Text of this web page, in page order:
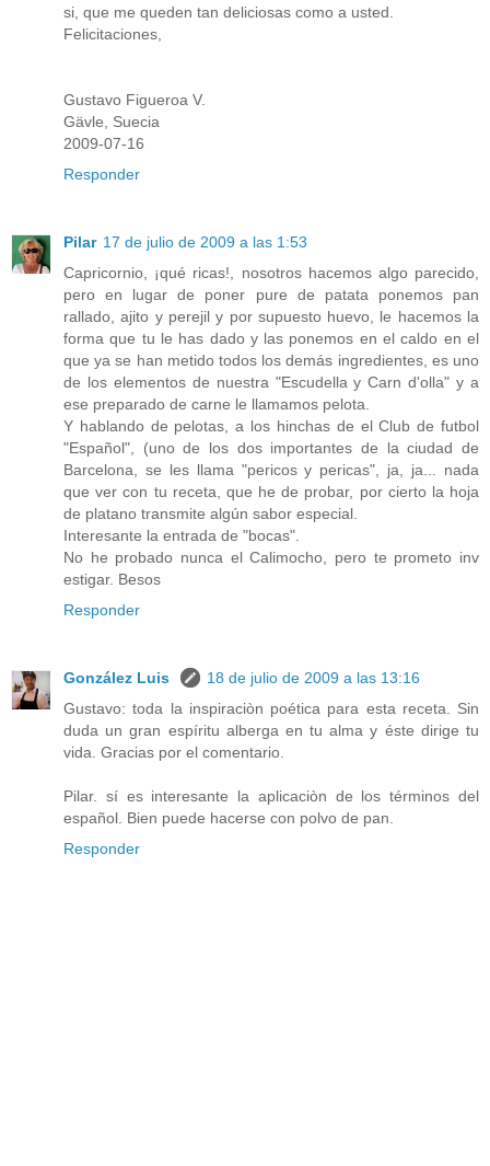
si, que me queden tan deliciosas como a usted.
Felicitaciones,
Gustavo Figueroa V.
Gävle, Suecia
2009-07-16
Responder
Pilar 17 de julio de 2009 a las 1:53
Capricornio, ¡qué ricas!, nosotros hacemos algo parecido,
pero en lugar de poner pure de patata ponemos pan
rallado, ajito y perejil y por supuesto huevo, le hacemos la
forma que tu le has dado y las ponemos en el caldo en el
que ya se han metido todos los demás ingredientes, es uno
de los elementos de nuestra "Escudella y Carn d'olla" y a
ese preparado de carne le llamamos pelota.
Y hablando de pelotas, a los hinchas de el Club de futbol
"Español", (uno de los dos importantes de la ciudad de
Barcelona, se les llama "pericos y pericas", ja, ja... nada
que ver con tu receta, que he de probar, por cierto la hoja
de platano transmite algún sabor especial.
Interesante la entrada de "bocas".
No he probado nunca el Calimocho, pero te prometo inv
estigar. Besos
Responder
González Luis
18 de julio de 2009 a las 13:16
Gustavo: toda la inspiraciòn poética para esta receta. Sin
duda un gran espíritu alberga en tu alma y éste dirige tu
vida. Gracias por el comentario.
Pilar. sí es interesante la aplicaciòn de los términos del
español. Bien puede hacerse con polvo de pan.
Responder